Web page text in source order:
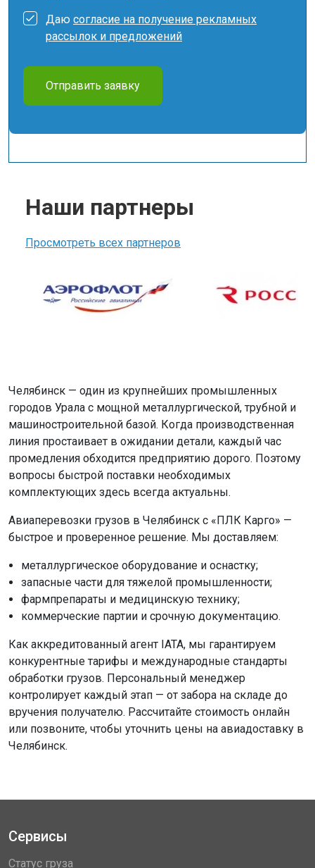
Даю согласие на получение рекламных
рассылок и предложений
Отправить заявку
Наши партнеры
Просмотреть всех партнеров
Челябинск — один из крупнейших промышленных
городов Урала с мощной металлургической, трубной и
машиностроительной базой. Когда производственная
линия простаивает в ожидании детали, каждый час
промедления обходится предприятию дорого. Поэтому
вопросы быстрой поставки необходимых
комплектующих здесь всегда актуальны.
Авиаперевозки грузов в Челябинск с «ПЛК Карго» —
быстрое и проверенное решение. Мы доставляем:
металлургическое оборудование и оснастку;
запасные части для тяжелой промышленности;
фармпрепараты и медицинскую технику;
коммерческие партии и срочную документацию.
Как аккредитованный агент IATA, мы гарантируем
конкурентные тарифы и международные стандарты
обработки грузов. Персональный менеджер
контролирует каждый этап — от забора на складе до
вручения получателю. Рассчитайте стоимость онлайн
или позвоните, чтобы уточнить цены на авиадоставку в
Челябинск.
Сервисы
Статус груза